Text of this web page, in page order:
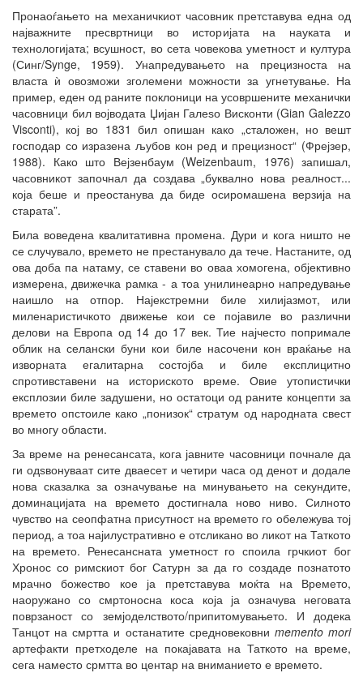
Пронаоѓањето на механичкиот часовник претставува една од
најважните пресвртници во историјата на науката и
технологијата; всушност, во сета човекова уметност и култура
(Синг/Synge, 1959). Унапредувањето на прецизноста на
власта ѝ овозможи зголемени можности за угнетување. На
пример, еден од раните поклоници на усовршените механички
часовници бил војводата Џијан Галеѕо Висконти (Gian Galezzo
Visconti), кој во 1831 бил опишан како „сталожен, но вешт
господар со изразена љубов кон ред и прецизност“ (Фрејзер,
1988). Како што Вејзенбаум (Weizenbaum, 1976) запишал,
часовникот започнал да создава „буквално нова реалност...
која беше и преостанува да биде осиромашена верзија на
старата”.
Била воведена квалитативна промена. Дури и кога ништо не
се случувало, времето не престанувало да тече. Настаните, од
ова доба па натаму, се ставени во оваа хомогена, објективно
измерена, движечка рамка - а тоа унилинеарно напредување
наишло на отпор. Најекстремни биле хилијазмот, или
миленаристичкото движење кои се појавиле во различни
делови на Европа од 14 до 17 век. Тие најчесто попримале
облик на селански буни кои биле насочени кон враќање на
изворната егалитарна состојба и биле експлицитно
спротивставени на историското време. Овие утопистички
експлозии биле задушени, но остатоци од раните концепти за
времето опстоиле како „понизок“ стратум од народната свест
во многу области.
За време на ренесансата, кога јавните часовници почнале да
ги одѕвонуваат сите дваесет и четири часа од денот и додале
нова сказалка за означување на минувањето на секундите,
доминацијата на времето достигнала ново ниво. Силното
чувство на сеопфатна присутност на времето го обележува тој
период, а тоа најилустративно е отсликано во ликот на Таткото
на времето. Ренесансната уметност го споила грчкиот бог
Хронос со римскиот бог Сатурн за да го создаде познатото
мрачно божество кое ја претставува моќта на Времето,
наоружано со смртоносна коса која ја означува неговата
поврзаност со земјоделството/припитомувањето. И додека
Танцот на смртта и останатите средновековни memento mori
артефакти претходеле на покајавата на Таткото на време,
сега наместо срмтта во центар на вниманието е времето.